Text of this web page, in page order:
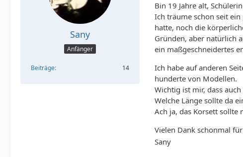
Sany
Anfänger
Beiträge 14
Bin 19 Jahre alt,
Ich träume schon seit
hatte, noch die
Gründen, aber natürlich
ein maßgeschneidertes
Ich habe auf anderen
hunderte von Modellen.
Wichtig ist mir, dass
Welche Länge sollte da
Ach ja, das Korsett
Vielen Dank schonmal
Sany